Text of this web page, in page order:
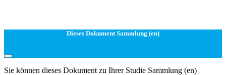
Dieses Dokument Sammlung (en)
Sie können dieses Dokument zu Ihrer Studie Sammlung (en)